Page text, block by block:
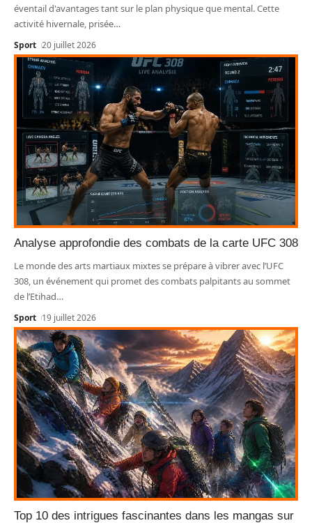
éventail d'avantages tant sur le plan physique que mental. Cette
activité hivernale, prisée…
Sport 20 juillet 2026
Analyse approfondie des combats de la carte UFC 308
Le monde des arts martiaux mixtes se prépare à vibrer avec l’UFC
308, un événement qui promet des combats palpitants au sommet
de l’Etihad…
Sport 19 juillet 2026
Top 10 des intrigues fascinantes dans les mangas sur